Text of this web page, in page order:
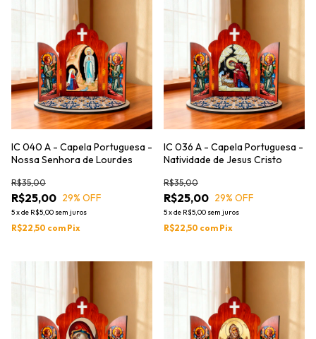
IC 040 A - Capela Portuguesa -
Nossa Senhora de Lourdes
R$25,00
R$35,00
29% OFF
5xde R$5,00 sem juros
R$22,50 com Pix
IC 036 A - Capela Portuguesa -
Natividade de Jesus Cristo
R$25,00
R$35,00
29% OFF
5xde R$5,00 sem juros
R$22,50 com Pix